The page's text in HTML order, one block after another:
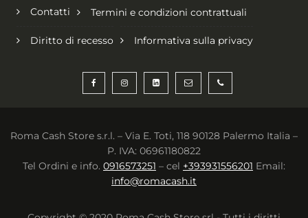
Contatti Termini e condizioni contrattuali
Diritto di recesso Informativa sulla privacy
Roma Cash Store s.r.l. – Via E. Toti, 118 90128 Palermo Italia –
P. IVA: 06961180822
Tel Ordini e info. 0916573251 – cel +393931556201 Email:
info@romacash.it